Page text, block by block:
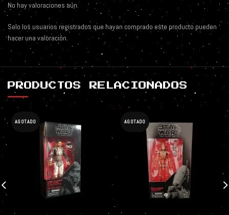
No hay valoraciones aún.
Solo los usuarios registrados que hayan comprado este producto pueden
hacer una valoración.
PRODUCTOS RELACIONADOS
AGOTADO AGOTADO